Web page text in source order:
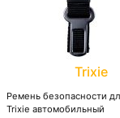
Trixie
Ремень безопасности
Trixie автомобильный